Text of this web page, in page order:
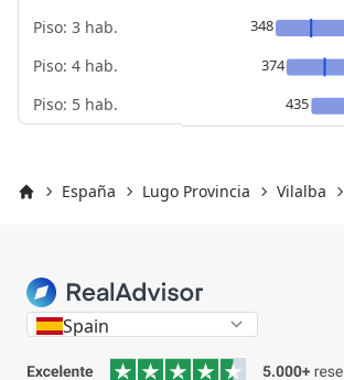
Piso: 3 hab.
Piso: 4 hab.
Piso: 5 hab.
348
374
435
España Lugo Provincia Vilalba
Spain